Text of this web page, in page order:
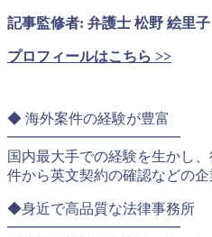
記事監修者: 弁護士 松野 絵里子
プロフィールはこちら >>
◆ 海外案件の経験が豊富
━━━━━━━━━━━━
国内最大手での経験を生かし
件から英文契約の確認などの企
◆身近で高品質な法律事務所
━━━━━━━━━━━━